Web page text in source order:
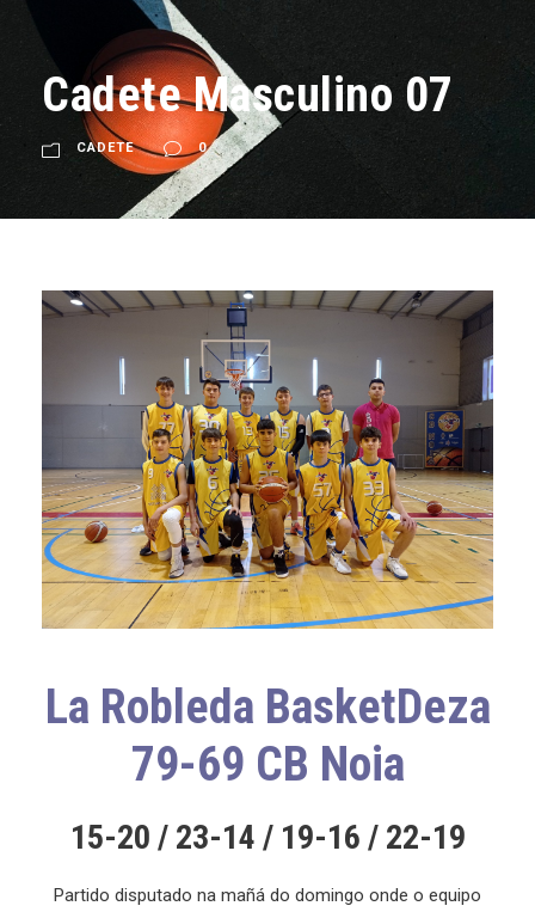
Cadete Masculino 07
CADETE 0
La Robleda BasketDeza
79-69 CB Noia
15-20 / 23-14 / 19-16 / 22-19
Partido disputado na mañá do domingo onde o equipo